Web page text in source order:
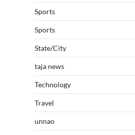
Sports
Sports
State/City
taja news
Technology
Travel
unnao